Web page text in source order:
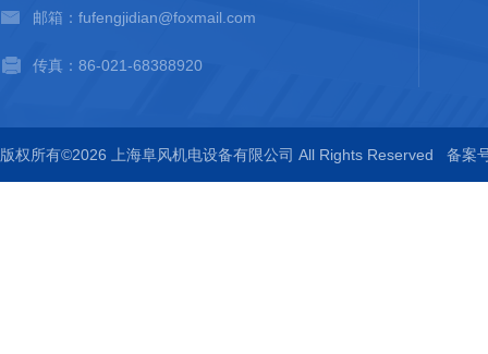
邮箱：fufengjidian@foxmail.com
传真：86-021-68388920
版权所有©2026 上海阜风机电设备有限公司 All Rights Reserved 备案